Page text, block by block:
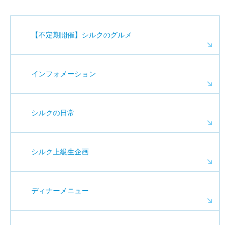
【不定期開催】シルクのグルメ
インフォメーション
シルクの日常
シルク上級生企画
ディナーメニュー